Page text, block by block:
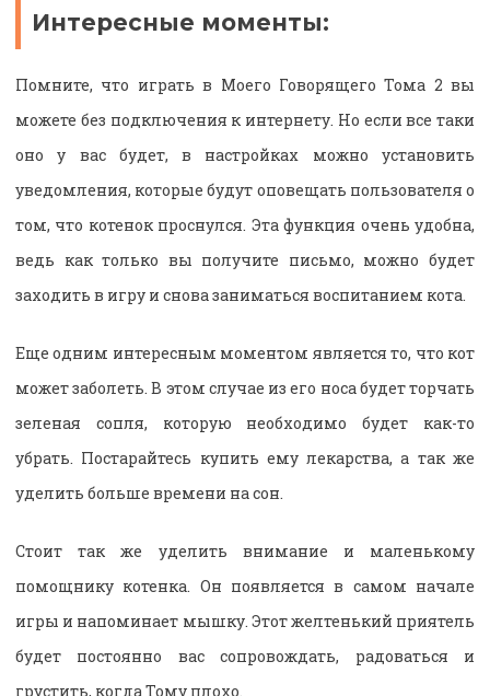
Интересные моменты:
Помните, что играть в Моего Говорящего Тома 2 вы
можете без подключения к интернету. Но если все таки
оно у вас будет, в настройках можно установить
уведомления, которые будут оповещать пользователя о
том, что котенок проснулся. Эта функция очень удобна,
ведь как только вы получите письмо, можно будет
заходить в игру и снова заниматься воспитанием кота.
Еще одним интересным моментом является то, что кот
может заболеть. В этом случае из его носа будет торчать
зеленая сопля, которую необходимо будет как-то
убрать. Постарайтесь купить ему лекарства, а так же
уделить больше времени на сон.
Стоит так же уделить внимание и маленькому
помощнику котенка. Он появляется в самом начале
игры и напоминает мышку. Этот желтенький приятель
будет постоянно вас сопровождать, радоваться и
грустить, когда Тому плохо.